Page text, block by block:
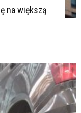
na większą